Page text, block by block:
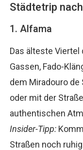
Städtetrip
1. Alfama
Das älteste
Gassen, Fado-
dem Miradouro de
oder mit der
authentischen
Insider-Tipp:
Straßen noch